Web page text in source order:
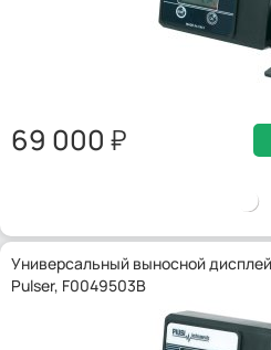
69 000
Универсальный выносной
Pulser, F0049503B